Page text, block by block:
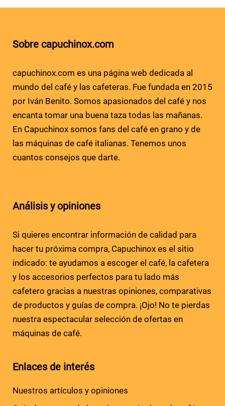
Sobre capuchinox.com
capuchinox.com es una página web dedicada al
mundo del café y las cafeteras. Fue fundada en 2015
por Iván Benito. Somos apasionados del café y nos
encanta tomar una buena taza todas las mañanas.
En Capuchinox somos fans del café en grano y de
las máquinas de café italianas. Tenemos unos
cuantos consejos que darte.
Análisis y opiniones
Si quieres encontrar información de calidad para
hacer tu próxima compra, Capuchinox es el sitio
indicado: te ayudamos a escoger el café, la cafetera
y los accesorios perfectos para tu lado más
cafetero gracias a nuestras opiniones, comparativas
de productos y guías de compra. ¡Ojo! No te pierdas
nuestra espectacular selección de ofertas en
máquinas de café.
Enlaces de interés
Nuestros artículos y opiniones